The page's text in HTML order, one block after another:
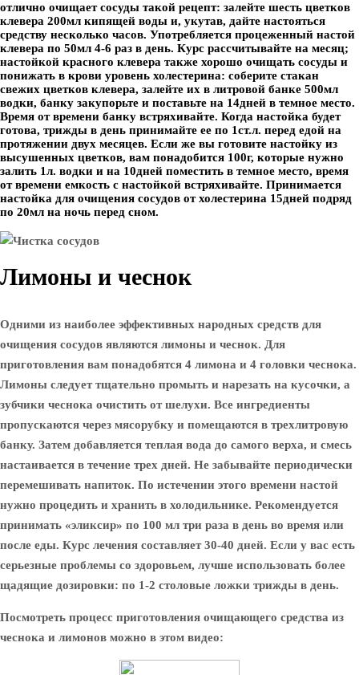
отлично очищает сосуды такой рецепт: залейте шесть цветков
клевера 200мл кипящей воды и, укутав, дайте настояться
средству несколько часов. Употребляется процеженный настой
клевера по 50мл 4-6 раз в день. Курс рассчитывайте на месяц;
настойкой красного клевера также хорошо очищать сосуды и
понижать в крови уровень холестерина: соберите стакан
свежих цветков клевера, залейте их в литровой банке 500мл
водки, банку закупорьте и поставьте на 14дней в темное место.
Время от времени банку встряхивайте. Когда настойка будет
готова, трижды в день принимайте ее по 1ст.л. перед едой на
протяжении двух месяцев. Если же вы готовите настойку из
высушенных цветков, вам понадобится 100г, которые нужно
залить 1л. водки и на 10дней поместить в темное место, время
от времени емкость с настойкой встряхивайте. Принимается
настойка для очищения сосудов от холестерина 15дней подряд
по 20мл на ночь перед сном.
Лимоны и чеснок
Одними из наиболее эффективных народных средств для
очищения сосудов являются лимоны и чеснок. Для
приготовления вам понадобятся 4 лимона и 4 головки чеснока.
Лимоны следует тщательно промыть и нарезать на кусочки, а
зубчики чеснока очистить от шелухи. Все ингредиенты
пропускаются через мясорубку и помещаются в трехлитровую
банку. Затем добавляется теплая вода до самого верха, и смесь
настаивается в течение трех дней. Не забывайте периодически
перемешивать напиток. По истечении этого времени настой
нужно процедить и хранить в холодильнике. Рекомендуется
принимать «эликсир» по 100 мл три раза в день во время или
после еды. Курс лечения составляет 30-40 дней. Если у вас есть
серьезные проблемы со здоровьем, лучше использовать более
щадящие дозировки: по 1-2 столовые ложки трижды в день.
Посмотреть процесс приготовления очищающего средства из
чеснока и лимонов можно в этом видео: